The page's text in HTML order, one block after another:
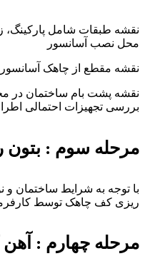
نقشه طبقات شامل پارکینگ،
محل نصب آسانسور
نقشه مقطع از چاهک آسانسور
نقشه پشت بام ساختمان در
بررسی تجهیزات احتمالی
مرحله سوم :
با توجه به شرایط ساختمان و
ریزی کف چاهک توسط
مرحله چهارم :